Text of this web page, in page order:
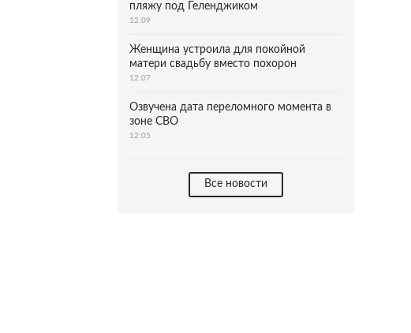
пляжу под Геленджиком
12:09
Женщина устроила для покойной
матери свадьбу вместо похорон
12:07
Озвучена дата переломного момента в
зоне СВО
12:05
Все новости